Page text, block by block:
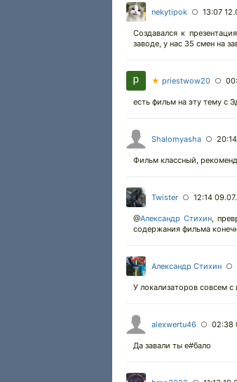
nekytipok ○ 13:07
Создавался к
заводе, у нас 35 смен на
★ priestwow20 ○
есть фильм на эту тему с
Shalomyasha ○
Фильм классный,
Twister ○ 12:14
@Александр Стихин,
содержания фильма
Александр Стихин ○
У локализаторов совсем
alexwertu46 ○ 02:38
Да завали ты е#бало